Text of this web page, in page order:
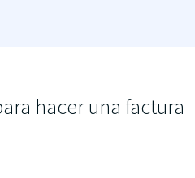
hacer una factura